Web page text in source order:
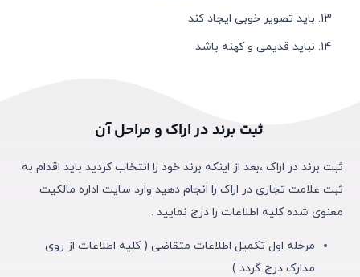
باید تصویر خوبی ایجاد کند
نباید قدیمی و کهنه باشد
ثبت برند در اراک و مراحل آن
ثبت برند در اراک ،بعد از اینکه برند خود را انتخاب کردید باید اقدام به
ثبت علامت تجاری در اراک را انجام دهید وارد سایت اداره مالکیت
معنوی شده کلیه اطلاعات را درج نمایید .
مرحله اول تکمیل اطلاعات متقاضی ( کلیه اطلاعات از روی
مدارک درج گردد )